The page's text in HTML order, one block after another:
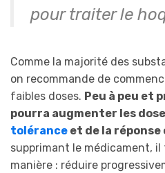
pour traiter le
Comme la majorité des
on recommande de
faibles doses. Peu à peu et
pourra augmenter les
tolérance et de la
supprimant le médicament,
manière : réduire